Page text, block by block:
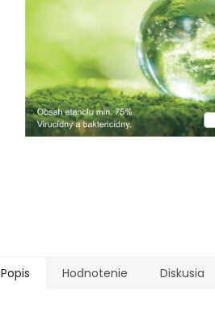
Popis Hodnotenie Diskusia